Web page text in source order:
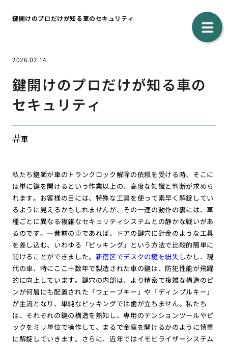
鍵開けのプロだけが知る車のセキュリティ
2026.02.14
鍵開けのプロだけが知る車の
セキュリティ
車
私たち鍵師が車のトランクロック解除の依頼を受ける時、そこに
は単に鍵を開けるという作業以上の、高度な知識と判断が求めら
れます。お客様の目には、特殊な工具を使って素早く解錠してい
るように見えるかもしれませんが、その一連の動作の裏には、車
種ごとに異なる複雑なセキュリティシステムとの静かな戦いがあ
るのです。一昔前の車であれば、ドアの鍵穴に針金のような工具
を差し込む、いわゆる「ピッキング」という方法で比較的簡単に
開けることができました。 新宿区でデスクの鍵を紛失 しかし、現
代の車、特にここ十数年で製造された車の鍵は、防犯性能が飛躍
的に向上しています。鍵穴の内部は、より精密で複雑な構造のピ
ンが何層にも配置された「ウェーブキー」や「ディンプルキー」
が主流となり、単純なピッキングでは歯が立ちません。私たち
は、それぞれの鍵の構造を熟知し、専用のテンションツールやピ
ックをミリ単位で操作して、まるで金庫を開けるかのように慎重
に解錠していきます。さらに、近年ではイモビライザーシステム